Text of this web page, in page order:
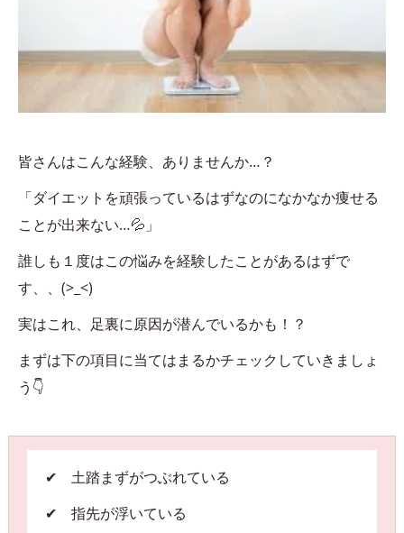
皆さんはこんな経験、ありませんか…？
「ダイエットを頑張っているはずなのになかなか痩せる
ことが出来ない…💦」
誰しも１度はこの悩みを経験したことがあるはずで
す、、(>_<)
実はこれ、足裏に原因が潜んでいるかも！？
まずは下の項目に当てはまるかチェックしていきましょ
う👇
✔ 土踏まずがつぶれている
✔ 指先が浮いている